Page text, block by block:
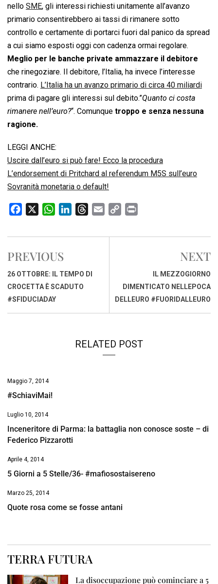
nello SME, gli interessi richiesti unitamente all’avanzo
primario consentirebbero ai tassi di rimanere sotto
controllo e certamente di portarci fuori dal panico da spread
a cui siamo esposti oggi con cadenza ormai regolare.
Meglio per le banche private ammazzare il debitore
che rinegoziare. Il debitore, l’Italia, ha invece l’interesse
contrario. L’Italia ha un avanzo primario di circa 40 miliardi
prima di pagare gli interessi sul debito.”Quanto ci costa
rimanere nell’euro?“. Comunque troppo e senza nessuna
ragione.
LEGGI ANCHE:
Uscire dall’euro si può fare! Ecco la procedura
L’endorsement di Pritchard al referendum M5S sull’euro
Sovranità monetaria o default!
c
b
o
o
k
W
a
s
A
p
p
n
d
I
r
d
a
p
n
k
i
PREVIOUS
26 OTTOBRE: IL TEMPO DI
CROCETTA È SCADUTO
#SFIDUCIADAY
NEXT
IL MEZZOGIORNO
DIMENTICATO NELLEPOCA
DELLEURO #FUORIDALLEURO
RELATED POST
Maggio 7, 2014
#SchiaviMai!
Luglio 10, 2014
Inceneritore di Parma: la battaglia non conosce soste – di
Federico Pizzarotti
Aprile 4, 2014
5 Giorni a 5 Stelle/36- #mafiosostaisereno
Marzo 25, 2014
Quote rosa come se fosse antani
TERRA FUTURA
La disoccupazione può cominciare a 5